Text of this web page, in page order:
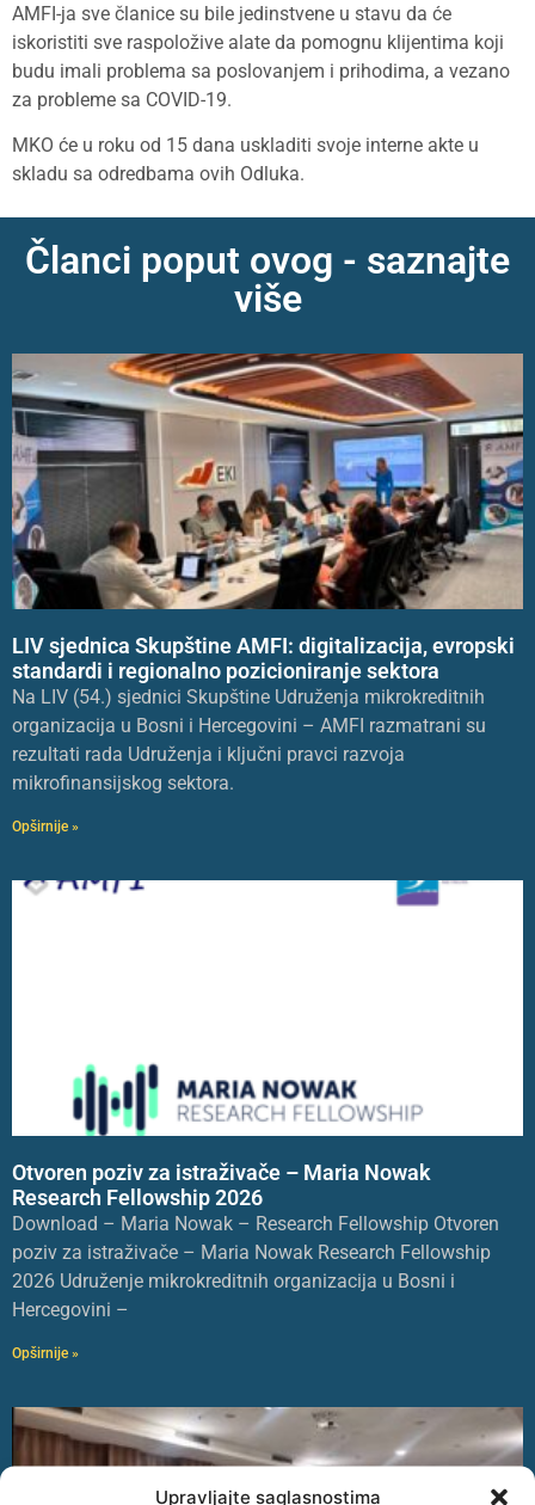
Upravljajte saglasnostima
AMFI-ja sve članice su bile jedinstvene u stavu da će
iskoristiti sve raspoložive alate da pomognu klijentima koji
budu imali problema sa poslovanjem i prihodima, a vezano
za probleme sa COVID-19.
MKO će u roku od 15 dana uskladiti svoje interne akte u
skladu sa odredbama ovih Odluka.
Članci poput ovog - saznajte
više
LIV sjednica Skupštine AMFI: digitalizacija, evropski
standardi i regionalno pozicioniranje sektora
Na LIV (54.) sjednici Skupštine Udruženja mikrokreditnih
organizacija u Bosni i Hercegovini – AMFI razmatrani su
rezultati rada Udruženja i ključni pravci razvoja
mikrofinansijskog sektora.
Opširnije »
Otvoren poziv za istraživače – Maria Nowak
Research Fellowship 2026
Download – Maria Nowak – Research Fellowship Otvoren
poziv za istraživače – Maria Nowak Research Fellowship
2026 Udruženje mikrokreditnih organizacija u Bosni i
Hercegovini –
Opširnije »